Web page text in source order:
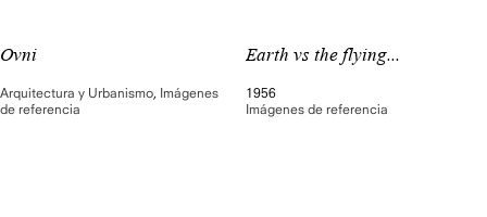
Ovni
Arquitectura y Urbanismo, Imágenes
de referencia
Earth vs the flying...
1956
Imágenes de referencia